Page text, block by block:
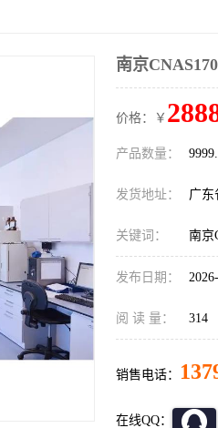
南京
价格：￥
产品数量：
发货地址： 广东
关键词： 南京
发布日期：
阅 读 量： 314
销售电话：
在线QQ：